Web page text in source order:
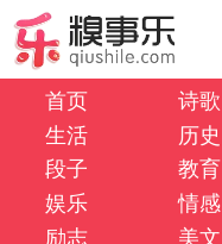
首页 诗歌
生活
历史
段子
教育
娱乐
情感
励志
美文